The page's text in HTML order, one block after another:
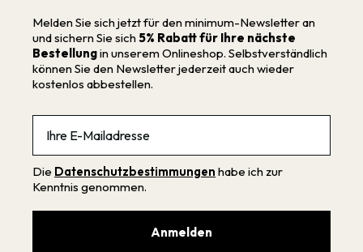
Melden Sie sich jetzt für den minimum-Newsletter an
und sichern Sie sich 5% Rabatt für Ihre nächste
Bestellungin unserem Onlineshop. Selbstverständlich
können Sie den Newsletter jederzeit auch wieder
kostenlos abbestellen.
Die Datenschutzbestimmungen habe ich zur
Kenntnis genommen.
Anmelden